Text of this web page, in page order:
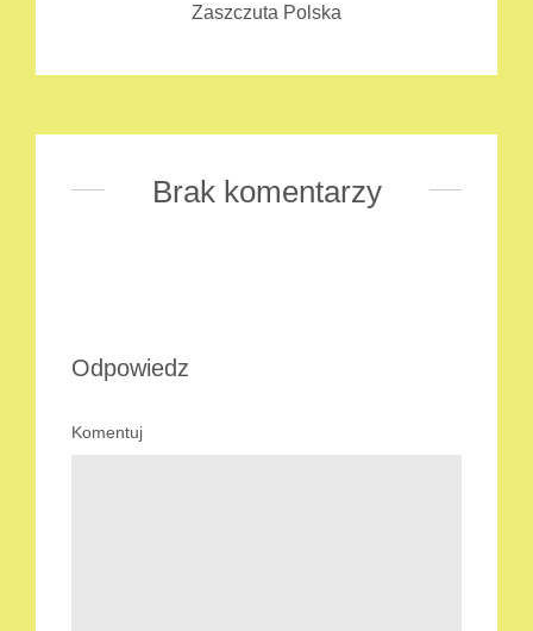
Zaszczuta Polska
Brak komentarzy
Odpowiedz
Komentuj